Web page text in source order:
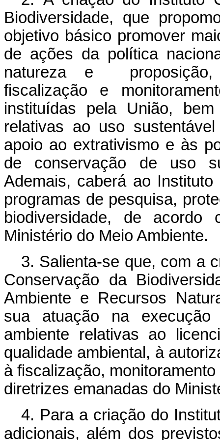
Biodiversidade, que
objetivo básico promover
de ações da política
natureza e proposição,
fiscalização e
instituídas pela União,
relativas ao uso
apoio ao extrativismo e às
de conservação de uso
Ademais, caberá ao
programas de pesquisa,
biodiversidade, de
Ministério do Meio Ambiente.
3. Salienta-se que, com a
Conservação da
Ambiente e Recursos
sua atuação na
ambiente relativas ao
qualidade ambiental, à
à fiscalização,
diretrizes emanadas do
4. Para a criação do
adicionais, além dos